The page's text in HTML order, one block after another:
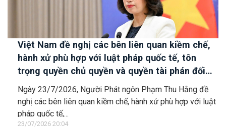
Việt Nam đề nghị các bên liên quan kiềm chế,
hành xử phù hợp với luật pháp quốc tế, tôn
trọng quyền chủ quyền và quyền tài phán đối
với vùng đặc quyền kinh tế và thềm lục địa của
quốc gia ven biển
Ngày 23/7/2026, Người Phát ngôn Phạm Thu Hằng đề
nghị các bên liên quan kiềm chế, hành xử phù hợp với luật
pháp quốc tế,...
23/07/2026 20:04